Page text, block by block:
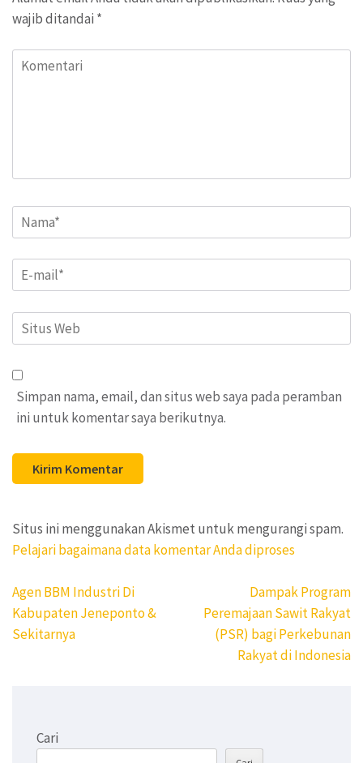
wajib ditandai *
Komentari
Name*
Email*
Situs
Web
Simpan nama, email, dan situs web saya pada peramban
ini untuk komentar saya berikutnya.
Situs ini menggunakan Akismet untuk mengurangi spam.
Pelajari bagaimana data komentar Anda diproses
Navigasi
pos
Agen BBM Industri Di
Kabupaten Jeneponto &
Sekitarnya
Dampak Program
Peremajaan Sawit Rakyat
(PSR) bagi Perkebunan
Rakyat di Indonesia
Cari